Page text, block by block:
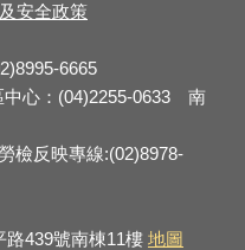
安全政策
6665
心：(04)2255-0633 南
檢反映專線:(02)8978-
路439號南棟11樓 地圖